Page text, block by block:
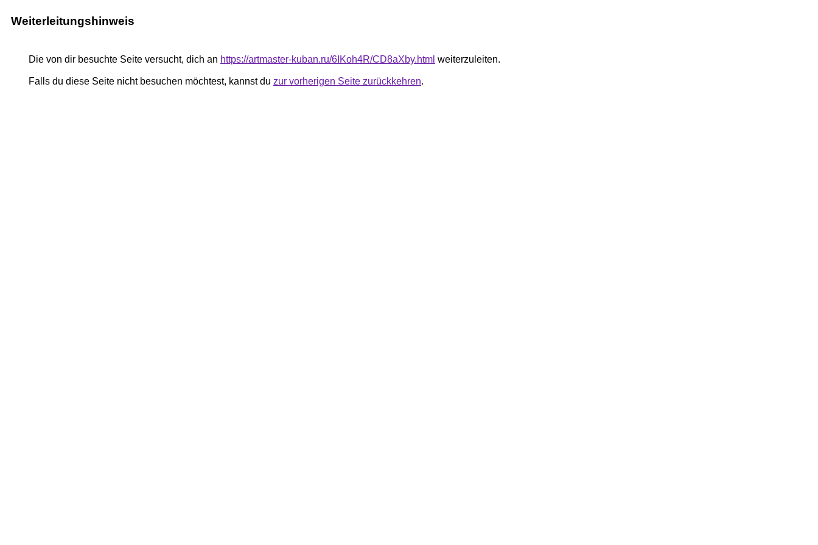
Weiterleitungshinweis
Die von dir besuchte Seite versucht, dich an https://artmaster-kuban.ru/6IKoh4R/CD8aXby.html weiterzuleiten.
Falls du diese Seite nicht besuchen möchtest, kannst du zur vorherigen Seite zurückkehren.